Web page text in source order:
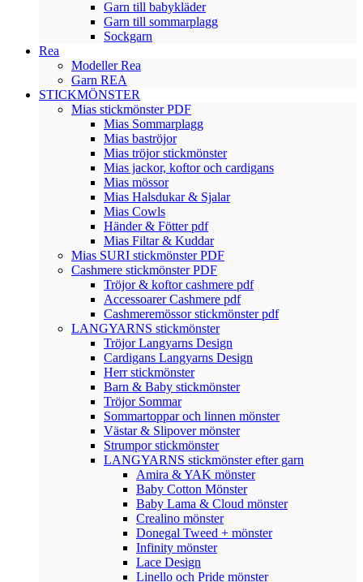
Garn till babykläder
Garn till sommarplagg
Sockgarn
Rea
Modeller Rea
Garn REA
STICKMÖNSTER
Mias stickmönster PDF
Mias Sommarplagg
Mias baströjor
Mias tröjor stickmönster
Mias jackor, koftor och cardigans
Mias mössor
Mias Halsdukar & Sjalar
Mias Cowls
Händer & Fötter pdf
Mias Filtar & Kuddar
Mias SURI stickmönster PDF
Cashmere stickmönster PDF
Tröjor & koftor cashmere pdf
Accessoarer Cashmere pdf
Cashmeremössor stickmönster pdf
LANGYARNS stickmönster
Tröjor Langyarns Design
Cardigans Langyarns Design
Herr stickmönster
Barn & Baby stickmönster
Tröjor Sommar
Sommartoppar och linnen mönster
Västar & Slipover mönster
Strumpor stickmönster
LANGYARNS stickmönster efter garn
Amira & YAK mönster
Baby Cotton Mönster
Baby Lama & Cloud mönster
Crealino mönster
Donegal Tweed + mönster
Infinity mönster
Lace Design
Linello och Pride mönster